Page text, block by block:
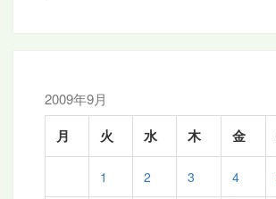
2009年9月
月 火 水 木 金
1 2 3 4